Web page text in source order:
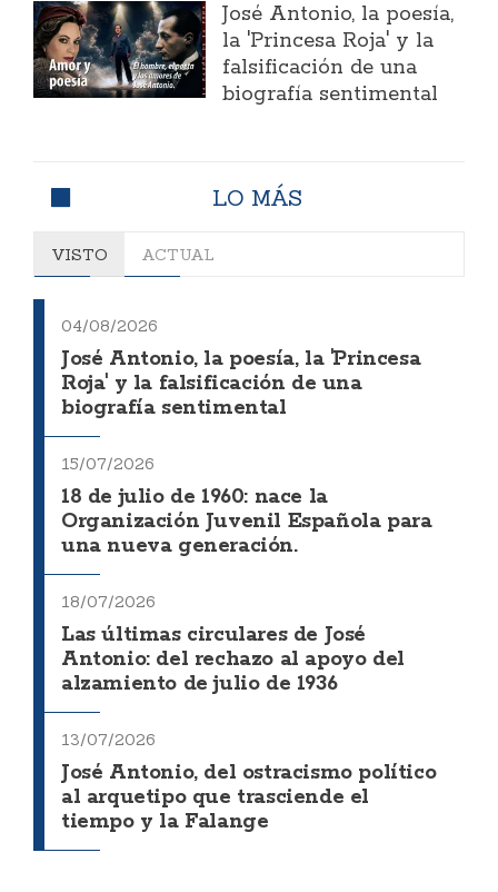
José Antonio, la poesía,
la 'Princesa Roja' y la
falsificación de una
biografía sentimental
LO MÁS
VISTO ACTUAL
04/08/2026
José Antonio, la poesía, la 'Princesa
Roja' y la falsificación de una
biografía sentimental
15/07/2026
18 de julio de 1960: nace la
Organización Juvenil Española para
una nueva generación.
18/07/2026
Las últimas circulares de José
Antonio: del rechazo al apoyo del
alzamiento de julio de 1936
13/07/2026
José Antonio, del ostracismo político
al arquetipo que trasciende el
tiempo y la Falange